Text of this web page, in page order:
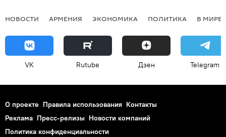
НОВОСТИ АРМЕНИЯ ЭКОНОМИКА ПОЛИТИКА В МИРЕ
VK Rutube Дзен Telegram
О проекте Правила использования Контакты
Реклама Пресс-релизы Новости компаний
Политика конфиденциальности